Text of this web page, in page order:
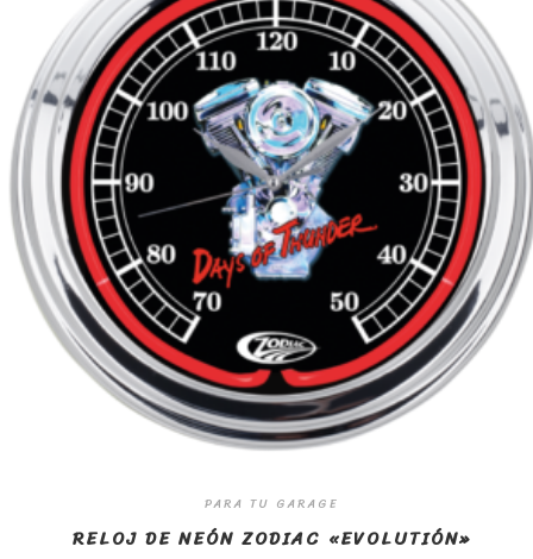
PARA TU GARAGE
RELOJ DE NEÓN ZODIAC «EVOLUTIÓN»